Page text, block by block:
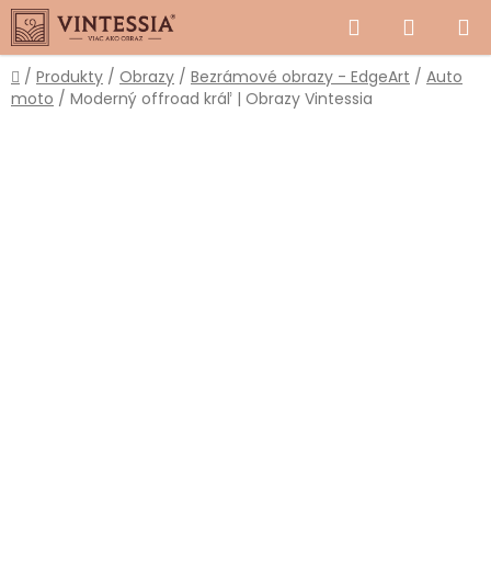
Prejsť
na
obsah
Hľadať
KOŠÍK
Domov
/ Produkty / Obrazy / Bezrámové obrazy - EdgeArt / Auto
moto / Moderný offroad kráľ | Obrazy Vintessia